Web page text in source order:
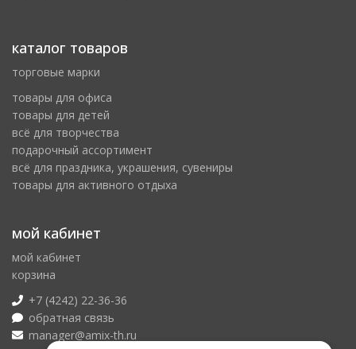
каталог товаров
торговые марки
товары для офиса
товары для детей
всё для творчества
подарочный ассортимент
всё для праздника, украшения, сувениры
товары для активного отдыха
мой кабинет
мой кабинет
корзина
+7 (4242) 22-36-36
обратная связь
manager@amix-th.ru